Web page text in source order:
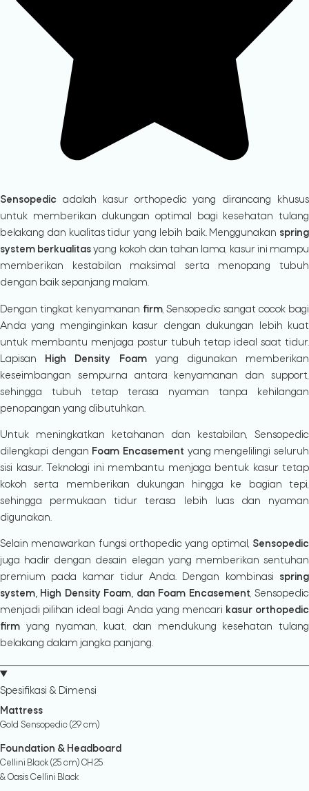
Sensopedic adalah kasur orthopedic yang dirancang khusus
untuk memberikan dukungan optimal bagi kesehatan tulang
belakang dan kualitas tidur yang lebih baik. Menggunakan spring
system berkualitasyang kokoh dan tahan lama, kasur ini mampu
memberikan kestabilan maksimal serta menopang tubuh
dengan baik sepanjang malam.
Dengan tingkat kenyamanan firm, Sensopedic sangat cocok bagi
Anda yang menginginkan kasur dengan dukungan lebih kuat
untuk membantu menjaga postur tubuh tetap ideal saat tidur.
Lapisan
High Density Foamyang digunakan memberikan
keseimbangan sempurna antara kenyamanan dan support,
sehingga tubuh tetap terasa nyaman tanpa kehilangan
penopangan yang dibutuhkan.
Untuk meningkatkan ketahanan dan kestabilan, Sensopedic
dilengkapi dengan Foam Encasement yang mengelilingi seluruh
sisi kasur. Teknologi ini membantu menjaga bentuk kasur tetap
kokoh serta memberikan dukungan hingga ke bagian tepi,
sehingga permukaan tidur terasa lebih luas dan nyaman
digunakan.
Selain menawarkan fungsi orthopedic yang optimal, Sensopedic
juga hadir dengan desain elegan yang memberikan sentuhan
premium pada kamar tidur Anda. Dengan kombinasi spring
system, High Density Foam, dan Foam Encasement, Sensopedic
menjadi pilihan ideal bagi Anda yang mencari kasur orthopedic
firm yang nyaman, kuat, dan mendukung kesehatan tulang
belakang dalam jangka panjang.
Spesifikasi & Dimensi
Mattress
Gold Sensopedic (29 cm)
Foundation & Headboard
Cellini Black (25 cm) CH 25
& Oasis Cellini Black